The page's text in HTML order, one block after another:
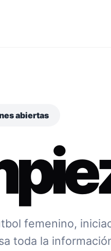
abiertas
femenino,
toda la